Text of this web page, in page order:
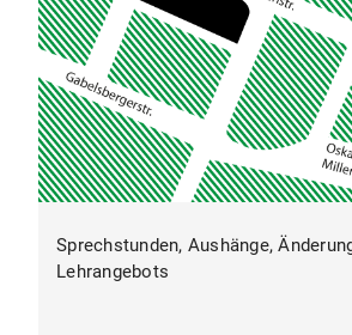
Sprechstunden, Aushänge,
Lehrangebots